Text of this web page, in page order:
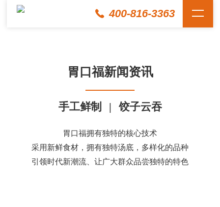
400-816-3363
胃口福新闻资讯
手工鲜制 | 饺子云吞
胃口福拥有独特的核心技术
采用新鲜食材，拥有独特汤底，多样化的品种
引领时代新潮流、让广大群众品尝独特的特色